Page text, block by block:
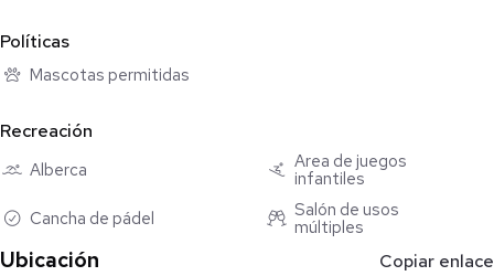
Políticas
Mascotas permitidas
Recreación
Alberca
Área de juegos
infantiles
Cancha de pádel
Salón de usos
múltiples
Ubicación Copiar enlace